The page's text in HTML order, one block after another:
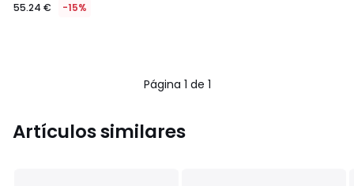
55.24 € -15%
Página 1 de 1
Artículos similares